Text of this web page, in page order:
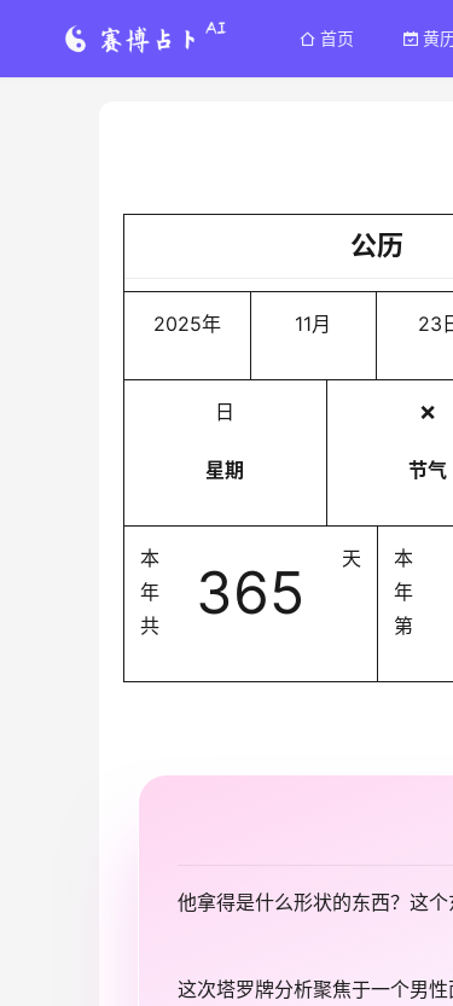
首页 黄
公历
2025年 11月 23
日
星期
❌
节气
本
年
共
365 天
本
年
第
他拿得是什么形状的东西？这
这次塔罗牌分析聚焦于一个男